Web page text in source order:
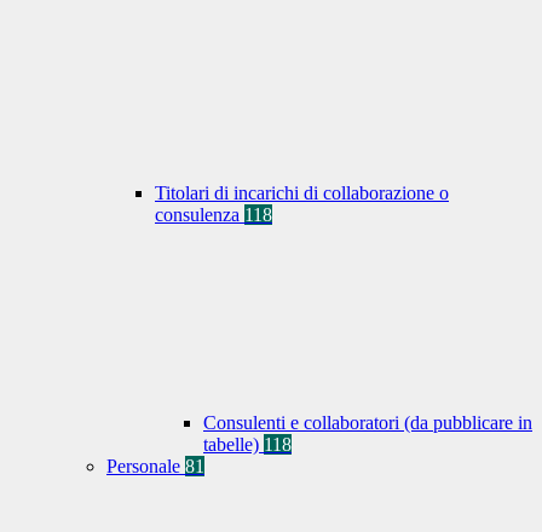
Titolari di incarichi di collaborazione o
consulenza 118
Consulenti e collaboratori (da pubblicare in
tabelle) 118
Personale 81